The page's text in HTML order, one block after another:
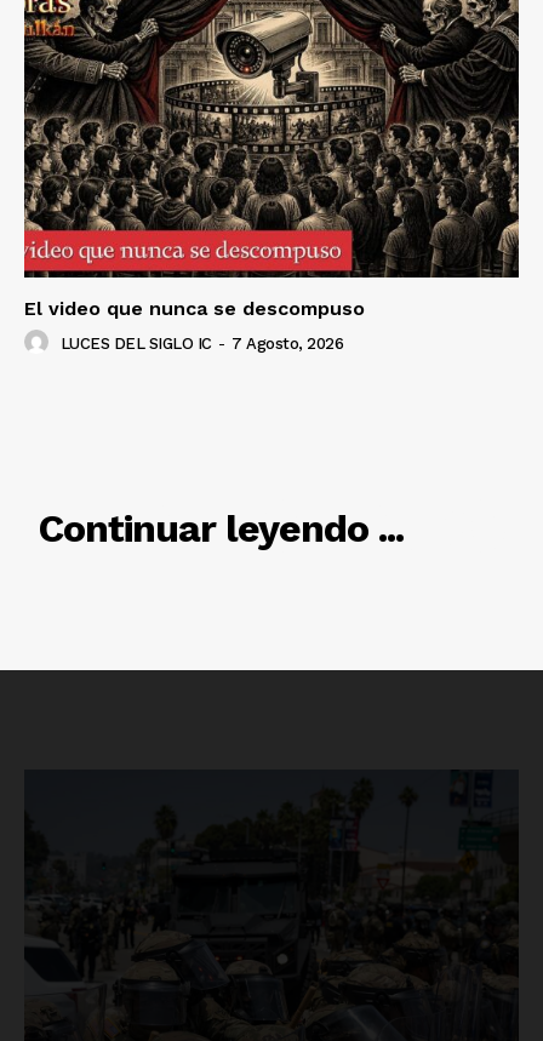
Empresa
Nosotros
Contacto
Política de privacidad
Información Propietaria / Financiación
El video que nunca se descompuso
LUCES DEL SIGLO IC - 7 Agosto, 2026
Continuar leyendo ...
RELACIONADO